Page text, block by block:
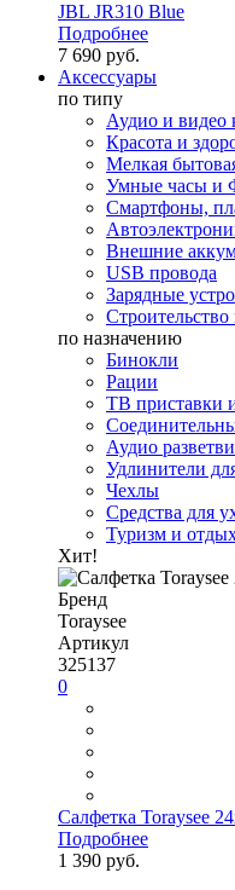
JBL JR310 Blue
Подробнее
7 690 руб.
Аксессуары
по типу
Аудио и видео
Красота и
Мелкая
Умные часы и
Смартфоны,
Внешние
USB провода
Зарядные
по назначению
Бинокли
Рации
ТВ приставки
Аудио
Удлинители
Чехлы
Средства для
Туризм и
Хит!
Бренд
Toraysee
Артикул
325137
0
Салфетка Toraysee
Подробнее
1 390 руб.